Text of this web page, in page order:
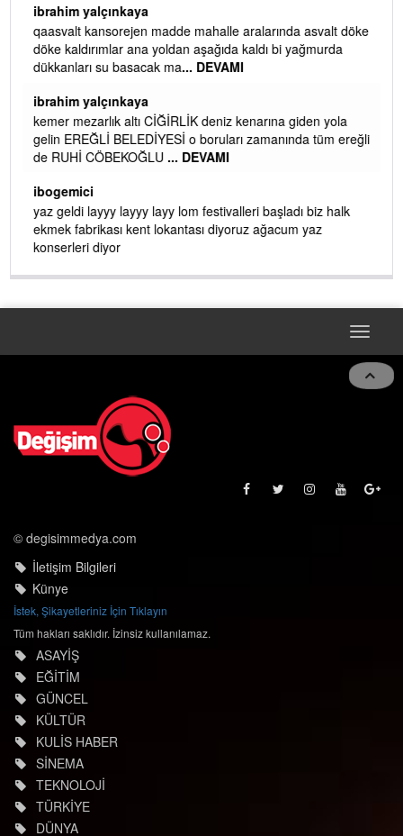
ibrahim yalçınkaya
qaasvalt kansorejen madde mahalle aralarında asvalt döke
döke kaldırımlar ana yoldan aşağıda kaldı bi yağmurda
dükkanları su basacak ma... DEVAMI
ibrahim yalçınkaya
kemer mezarlık altı CİĞİRLİK deniz kenarına giden yola
gelin EREĞLİ BELEDİYESİ o boruları zamanında tüm ereğli
de RUHİ CÖBEKOĞLU ... DEVAMI
ibogemici
yaz geldi layyy layyy layy lom festivalleri başladı biz halk
ekmek fabrikası kent lokantası diyoruz ağacum yaz
konserleri diyor
Toggle
© degisimmedya.com
İletişim Bilgileri
Künye
İstek, Şikayetleriniz İçin Tıklayın
Tüm hakları saklıdır. İzinsiz kullanılamaz.
ASAYİŞ
EĞİTİM
GÜNCEL
KÜLTÜR
KULİS HABER
SİNEMA
TEKNOLOJİ
TÜRKİYE
DÜNYA